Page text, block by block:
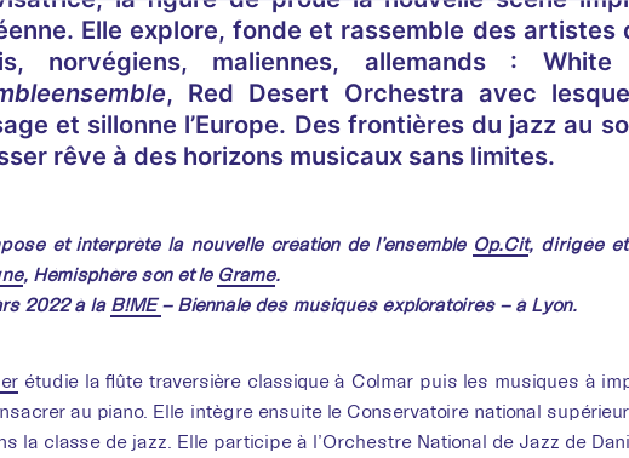
Eve
Elle explore, fonde et rassemble des artistes
norvégiens, maliennes, allemands : White
, Red Desert Orchestra avec
et sillonne l’Europe. Des frontières du jazz au
rêve à des horizons musicaux sans limites.
et interprète la nouvelle création de l’ensemble Op.Cit, dirigée
, Hémisphère son et le Grame.
2022 à la B!ME– Biennale des musiques exploratoires – à Lyon.
étudie la flûte traversière classique à Colmar puis les musiques à
au piano. Elle intègre ensuite le Conservatoire national
la classe de jazz. Elle participe à l’Orchestre National de Jazz de